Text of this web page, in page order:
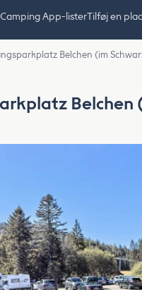
Camping App-listerTilføj en
Belchen (im
Belchen